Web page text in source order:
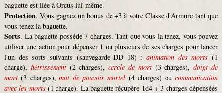
baguette est liée à Orcus lui-même.
Protection. Vous gagnez un bonus de +3 à votre Classe d'Armure tant que
vous tenez la baguette.
Sorts. La baguette possède 7 charges. Tant que vous la tenez, vous pouvez
utiliser une action pour dépenser 1 ou plusieurs de ses charges pour lancer
l'un des sorts suivants (sauvegarde DD 18) :animation des morts (1
charge), flétrissement(2 charges),cercle de mort(3 charges),doigt de
mort (3 charges),mot de pouvoir mortel (4 charges) oucommunication
avec les morts(1 charge). La baguette récupère 1d4 + 3 charges dépensées